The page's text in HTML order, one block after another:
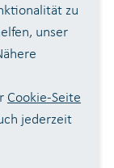
sich nicht
schöner
Leistungen
, Umwelt-
zu
unser
Cookie-Seite
jederzeit